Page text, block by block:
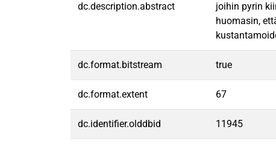
dc.description.abstract
joihin pyrin
huomasin,
dc.format.bitstream true
dc.format.extent 67
dc.identifier.olddbid 11945